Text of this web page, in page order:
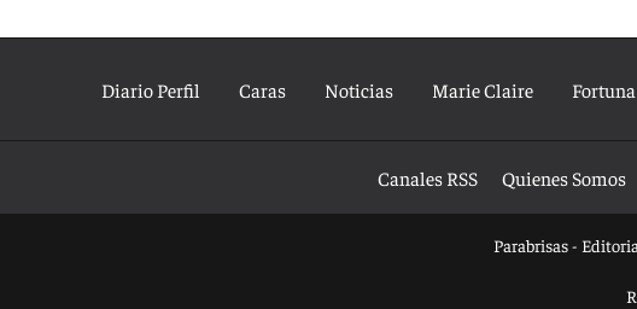
Diario Perfil Caras Noticias Marie Claire Fortuna
Canales RSS Quienes Somos
Parabrisas -